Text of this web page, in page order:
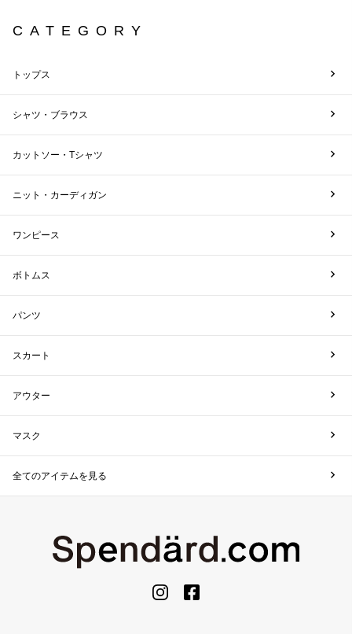
CATEGORY
トップス
シャツ・ブラウス
カットソー・Tシャツ
ニット・カーディガン
ワンピース
ボトムス
パンツ
スカート
アウター
マスク
全てのアイテムを見る